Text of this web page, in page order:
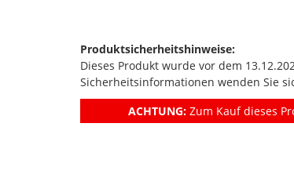
Produktsicherheitshinweise:
Dieses Produkt wurde vor dem
Sicherheitsinformationen wenden Sie
ACHTUNG: Zum Kauf dieses